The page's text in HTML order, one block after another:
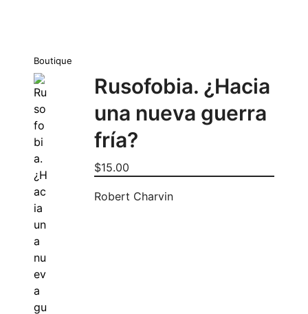
Boutique
Rusofobia. ¿Hacia
una nueva guerra
fría?
$15.00
Robert Charvin